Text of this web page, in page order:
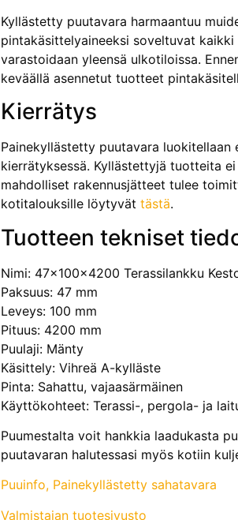
Kyllästetty puutavara harmaantuu
pintakäsittelyaineeksi soveltuvat
varastoidaan yleensä ulkotiloissa.
keväällä asennetut tuotteet
Kierrätys
Painekyllästetty puutavara
kierrätyksessä. Kyllästettyjä tuotteita
mah­dolliset rakennusjätteet tulee
kotitalouksille löytyvät tästä.
Tuotteen tekniset
Nimi: 47x100x4200 Terassilankku
Paksuus: 47 mm
Leveys: 100 mm
Pituus: 4200 mm
Puulaji: Mänty
Käsittely: Vihreä A-kylläste
Pinta: Sahattu, vajaasärmäinen
Käyttökohteet: Terassi-, pergola- ja
Puumestalta voit hankkia laadukasta
puutavaran halutessasi myös kotiin
Puuinfo, Painekyllästetty sahatavara
Valmistajan tuotesivusto